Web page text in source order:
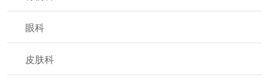
眼科
皮肤科